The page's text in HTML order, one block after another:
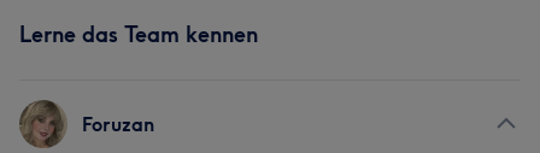
Lerne das Team kennen
Foruzan